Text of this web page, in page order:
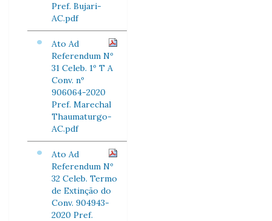
Pref. Bujari-
AC.pdf
Ato Ad
Referendum Nº
31 Celeb. 1º T A
Conv. nº
906064-2020
Pref. Marechal
Thaumaturgo-
AC.pdf
Ato Ad
Referendum Nº
32 Celeb. Termo
de Extinção do
Conv. 904943-
2020 Pref.